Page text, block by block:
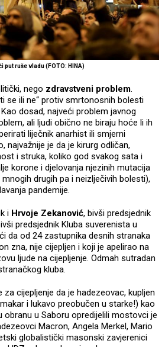
put ruše vladu (FOTO: HINA)
nego zdravstveni problem.
se ili ne“ protiv smrtonosnih bolesti
dosad, najveći problem javnog
ali ljudi obično ne biraju hoće li ih
liječnik anarhist ili smjerni
najvažnije je da je kirurg odličan,
i struka, koliko god svakog sata i
korone i djelovanja njezinih mutacija
drugih pa i neizlječivih bolesti),
pandemije.
i Hrvoje Zekanović, bivši predsjednik
predsjednik Kluba suverenista u
da od 24 zastupnika desnih stranaka
zna, nije cijepljen i koji je apelirao na
ljude na cijepljenje. Odmah sutradan
kluba.
cijepljenje da je hadezeovac, kupljen
i lukavo preobučen u starke!) kao
u Saboru opredijelili mostovci je
Macron, Angela Merkel, Mario
globalistički masonski zavjerenici